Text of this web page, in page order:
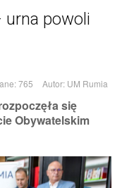
urna powoli
765 Autor: UM Rumia
się
Obywatelskim